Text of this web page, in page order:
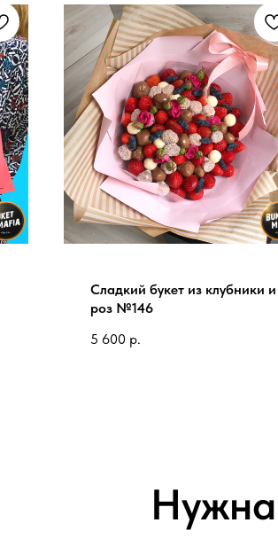
Сладкий букет из клубники и
роз №146
5 600 р.